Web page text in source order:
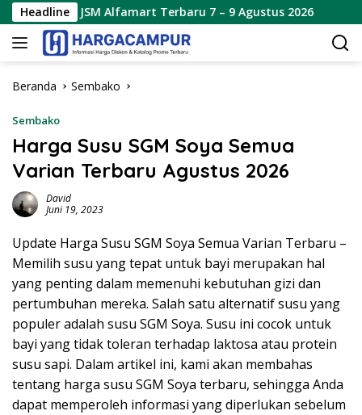
Langsung
ke
konten
Headline
JSM Alfamart Terbaru 7 – 9 Agustus 2026 Katalog
Beranda Sembako
Sembako
Harga Susu SGM Soya Semua
Varian Terbaru Agustus 2026
David
Juni 19, 2023
Update Harga Susu SGM Soya Semua Varian Terbaru –
Memilih susu yang tepat untuk bayi merupakan hal
yang penting dalam memenuhi kebutuhan gizi dan
pertumbuhan mereka. Salah satu alternatif susu yang
populer adalah susu SGM Soya. Susu ini cocok untuk
bayi yang tidak toleran terhadap laktosa atau protein
susu sapi. Dalam artikel ini, kami akan membahas
tentang harga susu SGM Soya terbaru, sehingga Anda
dapat memperoleh informasi yang diperlukan sebelum